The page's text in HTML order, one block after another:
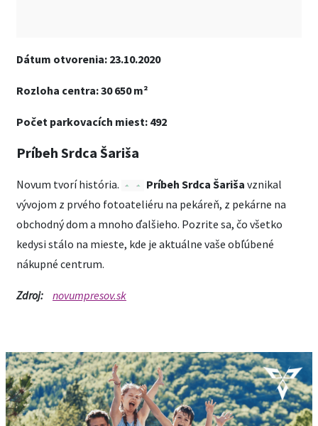
Dátum otvorenia: 23.10.2020
Rozloha centra: 30 650 m²
Počet parkovacích miest: 492
Príbeh Srdca Šariša
Novum tvorí história. Príbeh Srdca Šariša vznikal
vývojom z prvého fotoateliéru na pekáreň, z pekárne na
obchodný dom a mnoho ďalšieho. Pozrite sa, čo všetko
kedysi stálo na mieste, kde je aktuálne vaše obľúbené
nákupné centrum.
Zdroj: novumpresov.sk